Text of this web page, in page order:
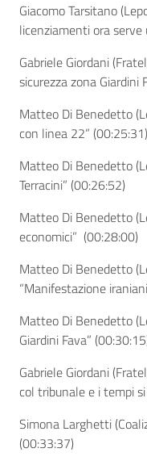
Giacomo Tarsitano
licenziamenti ora serve
Gabriele Giordani
sicurezza zona Giardini
Matteo Di Benedetto
con linea 22” (00:25:31)
Matteo Di Benedetto
Terracini” (00:26:52)
Matteo Di Benedetto
economici” (00:28:00)
Matteo Di Benedetto
“Manifestazione
Matteo Di Benedetto
Giardini Fava” (
Gabriele Giordani
col tribunale e i tempi
Simona Larghetti
(00:33:37)